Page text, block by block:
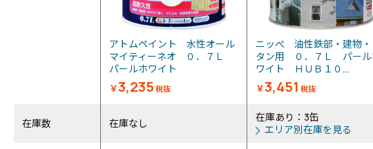
アトムペイント 水性オール
マイティーネオ ０．７Ｌ
パールホワイト
￥3,235 税抜
ニッぺ 油性鉄部・建物・
タン用 ０．７Ｌ パール
ワイト ＨＵＢ１０...
￥3,451 税抜
在庫数 在庫なし
在庫あり：3缶
エリア別在庫を見る